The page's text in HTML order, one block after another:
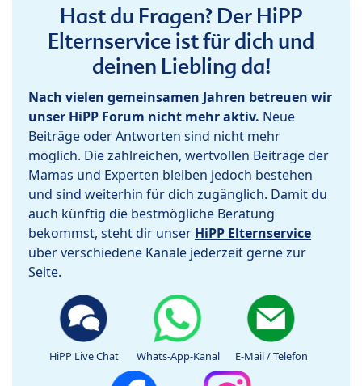
Hast du Fragen? Der HiPP
Elternservice ist für dich und
deinen Liebling da!
Nach vielen gemeinsamen Jahren betreuen wir
unser HiPP Forum nicht mehr aktiv. Neue
Beiträge oder Antworten sind nicht mehr
möglich. Die zahlreichen, wertvollen Beiträge der
Mamas und Experten bleiben jedoch bestehen
und sind weiterhin für dich zugänglich. Damit du
auch künftig die bestmögliche Beratung
bekommst, steht dir unser HiPP Elternservice
über verschiedene Kanäle jederzeit gerne zur
Seite.
HiPP Live Chat Whats-App-Kanal E-Mail / Telefon